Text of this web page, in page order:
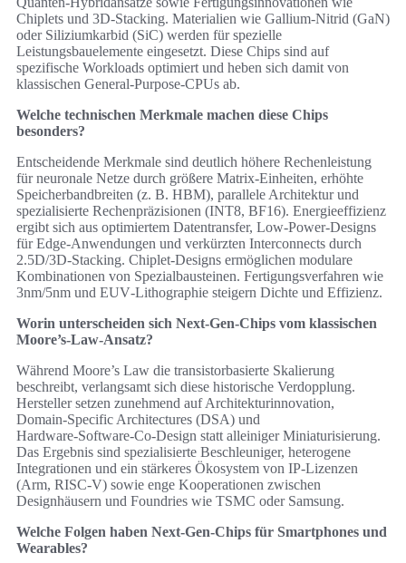
Chiplets und 3D‑Stacking. Materialien wie Gallium‑Nitrid (GaN)
oder Siliziumkarbid (SiC) werden für spezielle
Leistungsbauelemente eingesetzt. Diese Chips sind auf
spezifische Workloads optimiert und heben sich damit von
klassischen General‑Purpose‑CPUs ab.
Welche technischen Merkmale machen diese Chips
besonders?
Entscheidende Merkmale sind deutlich höhere Rechenleistung
für neuronale Netze durch größere Matrix‑Einheiten, erhöhte
Speicherbandbreiten (z. B. HBM), parallele Architektur und
spezialisierte Rechenpräzisionen (INT8, BF16). Energieeffizienz
ergibt sich aus optimiertem Datentransfer, Low‑Power‑Designs
für Edge‑Anwendungen und verkürzten Interconnects durch
2.5D/3D‑Stacking. Chiplet‑Designs ermöglichen modulare
Kombinationen von Spezialbausteinen. Fertigungsverfahren wie
3nm/5nm und EUV‑Lithographie steigern Dichte und Effizienz.
Worin unterscheiden sich Next‑Gen‑Chips vom klassischen
Moore’s‑Law‑Ansatz?
Während Moore’s Law die transistorbasierte Skalierung
beschreibt, verlangsamt sich diese historische Verdopplung.
Hersteller setzen zunehmend auf Architekturinnovation,
Domain‑Specific Architectures (DSA) und
Hardware‑Software‑Co‑Design statt alleiniger Miniaturisierung.
Das Ergebnis sind spezialisierte Beschleuniger, heterogene
Integrationen und ein stärkeres Ökosystem von IP‑Lizenzen
(Arm, RISC‑V) sowie enge Kooperationen zwischen
Designhäusern und Foundries wie TSMC oder Samsung.
Welche Folgen haben Next‑Gen‑Chips für Smartphones und
Wearables?